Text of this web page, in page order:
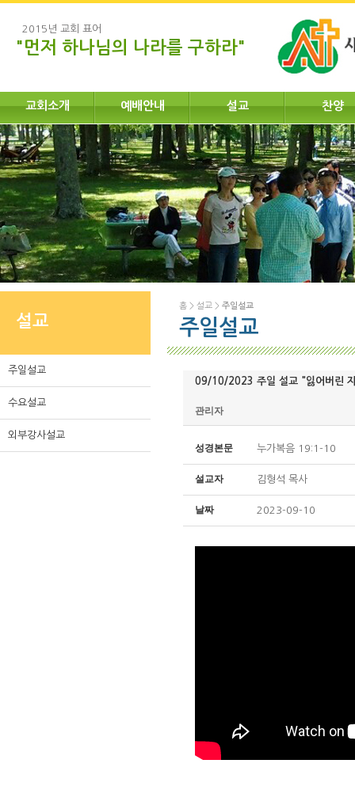
2015년 교회 표어
"먼저 하나님의 나라를 구하라"
교회소개 예배안내 설교 찬양
설교
주일설교
수요설교
외부강사설교
홈 > 설교 > 주일설교
주일설교
09/10/2023 주일 설교 "잃어버린
관리자
성경본문 누가복음 19:1-10
설교자 김형석 목사
날짜 2023-09-10